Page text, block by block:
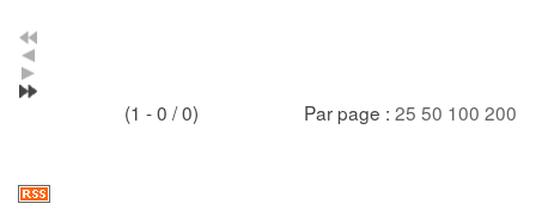
(1 - 0 / 0) Par page : 25 50 100 200